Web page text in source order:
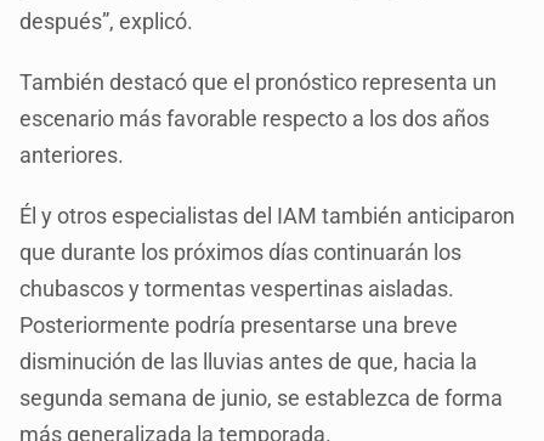
después”, explicó.
También destacó que el pronóstico representa un
escenario más favorable respecto a los dos años
anteriores.
Él y otros especialistas del IAM también anticiparon
que durante los próximos días continuarán los
chubascos y tormentas vespertinas aisladas.
Posteriormente podría presentarse una breve
disminución de las lluvias antes de que, hacia la
segunda semana de junio, se establezca de forma
más generalizada la temporada.